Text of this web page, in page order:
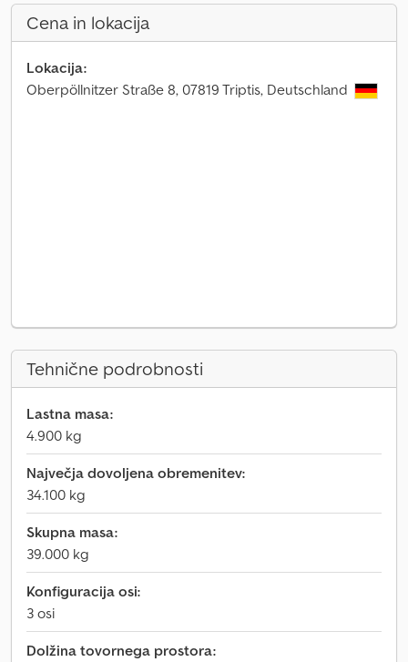
Cena in lokacija
Lokacija:
Oberpöllnitzer Straße 8, 07819 Triptis, Deutschland
Tehnične podrobnosti
Lastna masa:
4.900 kg
Največja dovoljena obremenitev:
34.100 kg
Skupna masa:
39.000 kg
Konfiguracija osi:
3 osi
Dolžina tovornega prostora: